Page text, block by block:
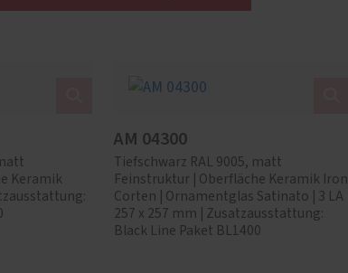
Keramik
AM 04300
Tiefschwarz RAL 9005, matt
Feinstruktur | Oberfläche Keramik Iron
Corten | Ornamentglas Satinato | 3 LA
257 x 257 mm | Zusatzausstattung:
Black Line Paket BL1400